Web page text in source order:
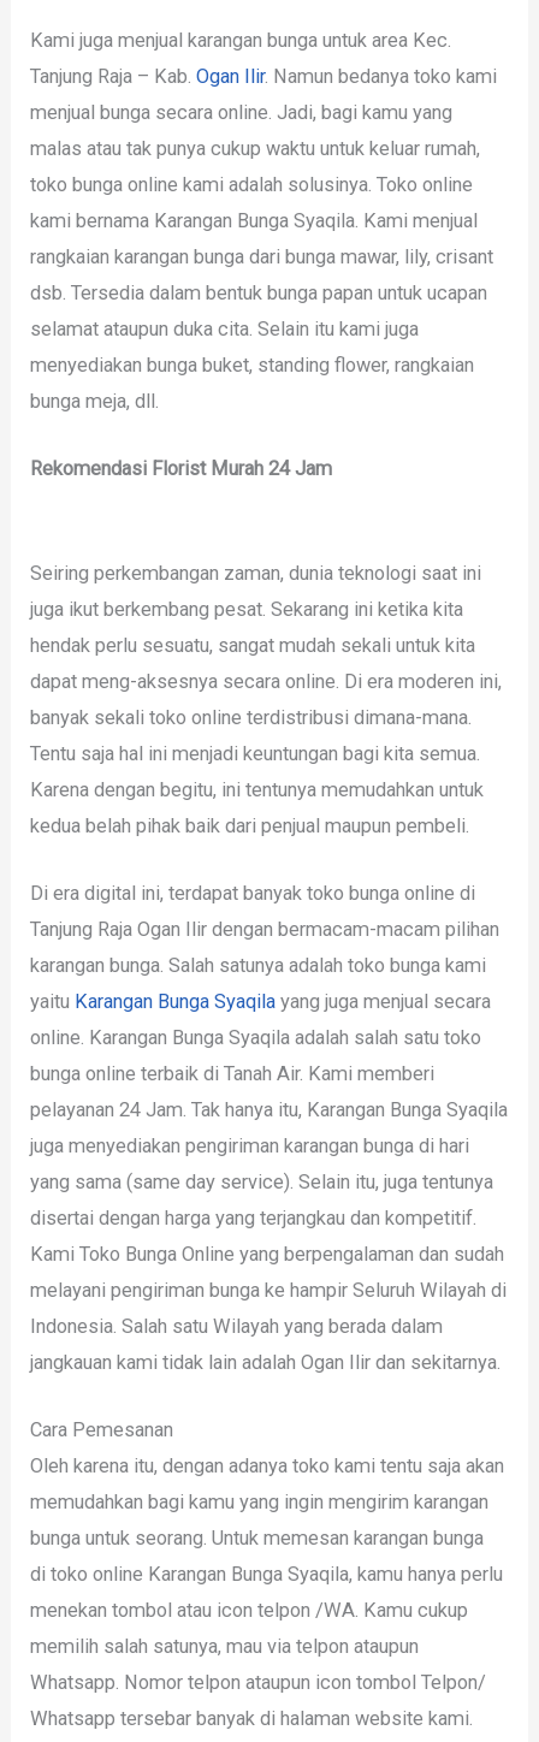
Kami juga menjual karangan bunga untuk area Kec.
Tanjung Raja – Kab.Ogan Ilir. Namun bedanya toko kami
menjual bunga secara online. Jadi, bagi kamu yang
malas atau tak punya cukup waktu untuk keluar rumah,
toko bunga online kami adalah solusinya. Toko online
kami bernama Karangan Bunga Syaqila. Kami menjual
rangkaian karangan bunga dari bunga mawar, lily, crisant
dsb. Tersedia dalam bentuk bunga papan untuk ucapan
selamat ataupun duka cita. Selain itu kami juga
menyediakan bunga buket, standing flower, rangkaian
bunga meja, dll.
Rekomendasi Florist Murah 24 Jam
Seiring perkembangan zaman, dunia teknologi saat ini
juga ikut berkembang pesat. Sekarang ini ketika kita
hendak perlu sesuatu, sangat mudah sekali untuk kita
dapat meng-aksesnya secara online. Di era moderen ini,
banyak sekali toko online terdistribusi dimana-mana.
Tentu saja hal ini menjadi keuntungan bagi kita semua.
Karena dengan begitu, ini tentunya memudahkan untuk
kedua belah pihak baik dari penjual maupun pembeli.
Di era digital ini, terdapat banyak toko bunga online di
Tanjung Raja Ogan Ilir dengan bermacam-macam pilihan
karangan bunga. Salah satunya adalah toko bunga kami
yaitu Karangan Bunga Syaqila yang juga menjual secara
online. Karangan Bunga Syaqila adalah salah satu toko
bunga online terbaik di Tanah Air. Kami memberi
pelayanan 24 Jam. Tak hanya itu, Karangan Bunga Syaqila
juga menyediakan pengiriman karangan bunga di hari
yang sama (same day service). Selain itu, juga tentunya
disertai dengan harga yang terjangkau dan kompetitif.
Kami Toko Bunga Online yang berpengalaman dan sudah
melayani pengiriman bunga ke hampir Seluruh Wilayah di
Indonesia. Salah satu Wilayah yang berada dalam
jangkauan kami tidak lain adalah Ogan Ilir dan sekitarnya.
Cara Pemesanan
Oleh karena itu, dengan adanya toko kami tentu saja akan
memudahkan bagi kamu yang ingin mengirim karangan
bunga untuk seorang. Untuk memesan karangan bunga
di toko online Karangan Bunga Syaqila, kamu hanya perlu
menekan tombol atau icon telpon /WA. Kamu cukup
memilih salah satunya, mau via telpon ataupun
Whatsapp. Nomor telpon ataupun icon tombol Telpon/
Whatsapp tersebar banyak di halaman website kami.